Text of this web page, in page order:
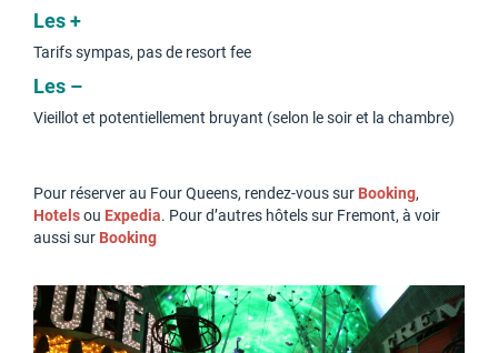
Les +
Tarifs sympas, pas de resort fee
Les –
Vieillot et potentiellement bruyant (selon le soir et la chambre)
Pour réserver au Four Queens, rendez-vous sur Booking,
Hotelsou Expedia. Pour d’autres hôtels sur Fremont, à voir
aussi sur Booking